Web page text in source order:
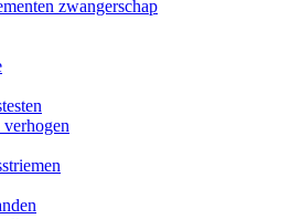
zwangerschap